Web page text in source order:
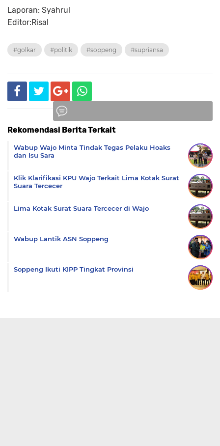
Laporan: Syahrul
Editor:Risal
#golkar #politik #soppeng #supriansa
Rekomendasi Berita Terkait
Wabup Wajo Minta Tindak Tegas Pelaku Hoaks
dan Isu Sara
Klik Klarifikasi KPU Wajo Terkait Lima Kotak Surat
Suara Tercecer
Lima Kotak Surat Suara Tercecer di Wajo
Wabup Lantik ASN Soppeng
Soppeng Ikuti KIPP Tingkat Provinsi